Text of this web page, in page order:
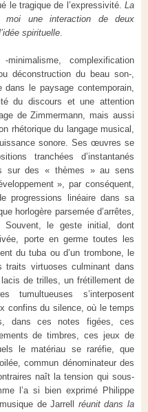
le tragique de l’expressivité. La
moi une interaction de deux
spirituelle
complexification
déconstruction du beau son-,
le paysage contemporain,
du discours et une attention
de Zimmermann, mais aussi
rhétorique du langage musical,
sonore. Ses œuvres se
tranchées d’instantanés
sur des « thèmes » au sens
», par conséquent,
progressions linéaire dans sa
horlogère parsemée d’arrêtes,
Souvent, le geste initial, dont
porte en germe toutes les
du tuba ou d’un trombone, le
traits virtuoses culminant dans
de trilles, un frétillement de
tumultueuses s’interposent
confins du silence, où le temps
dans ces notes figées, ces
de timbres, ces jeux de
le matériau se raréfie, que
commun dénominateur des
naît la tension qui sous-
l’a si bien exprimé Philippe
de Jarrell réunit dans la